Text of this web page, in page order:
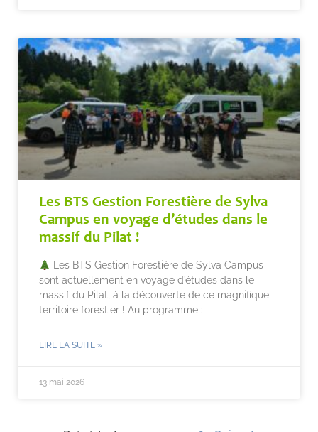
Les BTS Gestion Forestière de Sylva
Campus en voyage d’études dans le
massif du Pilat !
Les BTS Gestion Forestière de Sylva Campus
sont actuellement en voyage d’études dans le
massif du Pilat, à la découverte de ce magnifique
territoire forestier ! Au programme :
LIRE LA SUITE »
13 mai 2026